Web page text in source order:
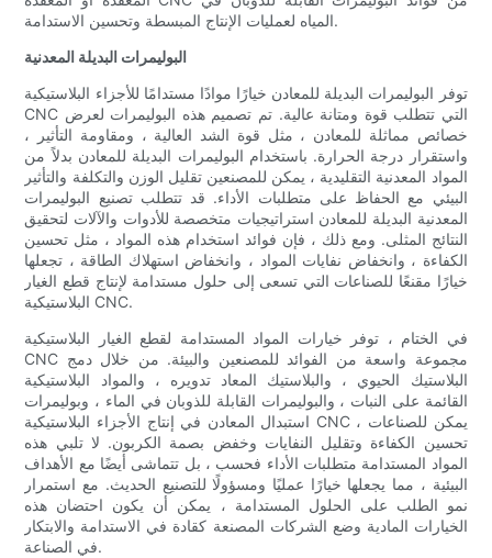
المياه لعمليات الإنتاج المبسطة وتحسين الاستدامة.
البوليمرات البديلة المعدنية
توفر البوليمرات البديلة للمعادن خيارًا موادًا مستدامًا للأجزاء البلاستيكية
CNC التي تتطلب قوة ومتانة عالية. تم تصميم هذه البوليمرات لعرض
خصائص مماثلة للمعادن ، مثل قوة الشد العالية ، ومقاومة التأثير ،
واستقرار درجة الحرارة. باستخدام البوليمرات البديلة للمعادن بدلاً من
المواد المعدنية التقليدية ، يمكن للمصنعين تقليل الوزن والتكلفة والتأثير
البيئي مع الحفاظ على متطلبات الأداء. قد تتطلب تصنيع البوليمرات
المعدنية البديلة للمعادن استراتيجيات متخصصة للأدوات والآلات لتحقيق
النتائج المثلى. ومع ذلك ، فإن فوائد استخدام هذه المواد ، مثل تحسين
الكفاءة ، وانخفاض نفايات المواد ، وانخفاض استهلاك الطاقة ، تجعلها
خيارًا مقنعًا للصناعات التي تسعى إلى حلول مستدامة لإنتاج قطع الغيار
البلاستيكية CNC.
في الختام ، توفر خيارات المواد المستدامة لقطع الغيار البلاستيكية
CNC مجموعة واسعة من الفوائد للمصنعين والبيئة. من خلال دمج
البلاستيك الحيوي ، والبلاستيك المعاد تدويره ، والمواد البلاستيكية
القائمة على النبات ، والبوليمرات القابلة للذوبان في الماء ، وبوليمرات
استبدال المعادن في إنتاج الأجزاء البلاستيكية CNC ، يمكن للصناعات
تحسين الكفاءة وتقليل النفايات وخفض بصمة الكربون. لا تلبي هذه
المواد المستدامة متطلبات الأداء فحسب ، بل تتماشى أيضًا مع الأهداف
البيئية ، مما يجعلها خيارًا عمليًا ومسؤولًا للتصنيع الحديث. مع استمرار
نمو الطلب على الحلول المستدامة ، يمكن أن يكون احتضان هذه
الخيارات المادية وضع الشركات المصنعة كقادة في الاستدامة والابتكار
في الصناعة.